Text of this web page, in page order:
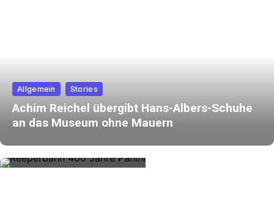
Allgemein Stories
Achim Reichel übergibt Hans-Albers-Schuhe
an das Museum ohne Mauern